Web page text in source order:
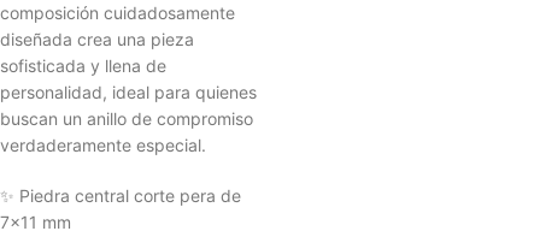
composición cuidadosamente
diseñada crea una pieza
sofisticada y llena de
personalidad, ideal para quienes
buscan un anillo de compromiso
verdaderamente especial.
✨ Piedra central corte pera de
7x11 mm